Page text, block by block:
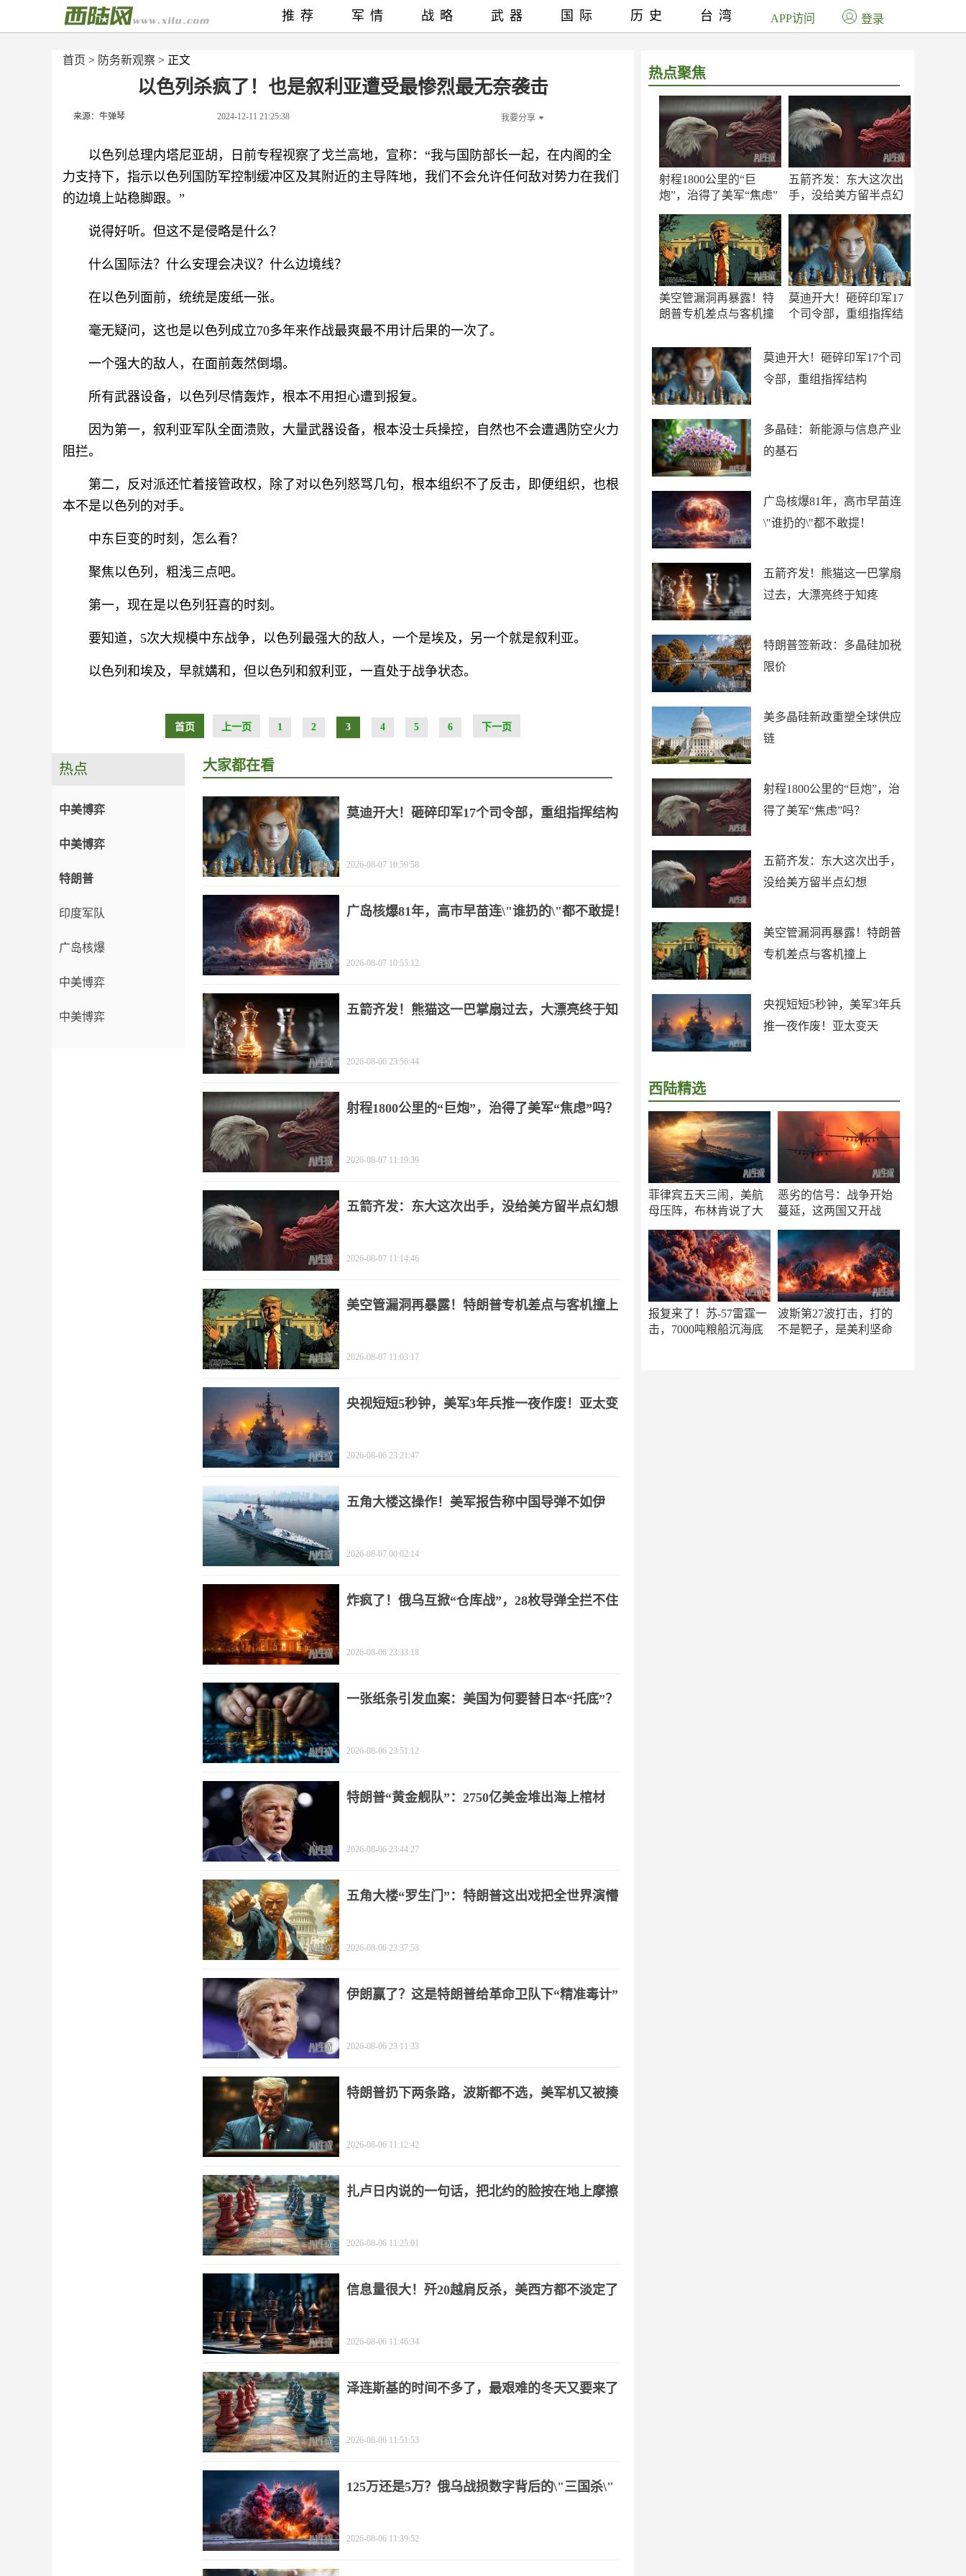
首页 > 防务新观察 > 正文
以色列杀疯了！也是叙利亚遭受最惨烈最无奈袭击
来源：牛弹琴 2024-12-11 21:25:38 我要分享
以色列总理内塔尼亚胡，日前专程视察了戈兰高地，宣称：“我与国防部长一起，在内阁的全
力支持下，指示以色列国防军控制缓冲区及其附近的主导阵地，我们不会允许任何敌对势力在我们
的边境上站稳脚跟。”
说得好听。但这不是侵略是什么？
什么国际法？什么安理会决议？什么边境线？
在以色列面前，统统是废纸一张。
毫无疑问，这也是以色列成立70多年来作战最爽最不用计后果的一次了。
一个强大的敌人，在面前轰然倒塌。
所有武器设备，以色列尽情轰炸，根本不用担心遭到报复。
因为第一，叙利亚军队全面溃败，大量武器设备，根本没士兵操控，自然也不会遭遇防空火力
阻拦。
第二，反对派还忙着接管政权，除了对以色列怒骂几句，根本组织不了反击，即便组织，也根
本不是以色列的对手。
中东巨变的时刻，怎么看？
聚焦以色列，粗浅三点吧。
第一，现在是以色列狂喜的时刻。
要知道，5次大规模中东战争，以色列最强大的敌人，一个是埃及，另一个就是叙利亚。
以色列和埃及，早就媾和，但以色列和叙利亚，一直处于战争状态。
首页 上一页 1 2 3 4 5 6 下一页
热点聚焦
射程1800公里的“巨
炮”，治得了美军“焦虑”
五箭齐发：东大这次出
手，没给美方留半点幻
美空管漏洞再暴露！特
朗普专机差点与客机撞
莫迪开大！砸碎印军17
个司令部，重组指挥结
莫迪开大！砸碎印军17个司
令部，重组指挥结构
多晶硅：新能源与信息产业
的基石
广岛核爆81年，高市早苗连
\"谁扔的\"都不敢提！
五箭齐发！熊猫这一巴掌扇
过去，大漂亮终于知疼
特朗普签新政：多晶硅加税
限价
美多晶硅新政重塑全球供应
链
射程1800公里的“巨炮”，治
得了美军“焦虑”吗？
五箭齐发：东大这次出手，
没给美方留半点幻想
美空管漏洞再暴露！特朗普
专机差点与客机撞上
央视短短5秒钟，美军3年兵
推一夜作废！亚太变天
西陆精选
菲律宾五天三闹，美航
母压阵，布林肯说了大
恶劣的信号：战争开始
蔓延，这两国又开战
报复来了！苏-57雷霆一
击，7000吨粮船沉海底
波斯第27波打击，打的
不是靶子，是美利坚命
推荐 军情 战略 武器 国际 历史 台湾 APP访问 登录
热点
中美博弈
中美博弈
特朗普
印度军队
广岛核爆
中美博弈
中美博弈
大家都在看
莫迪开大！砸碎印军17个司令部，重组指挥结构
2026-08-07 10:59:58
广岛核爆81年，高市早苗连\"谁扔的\"都不敢提！
2026-08-07 10:55:12
五箭齐发！熊猫这一巴掌扇过去，大漂亮终于知
2026-08-06 23:56:44
射程1800公里的“巨炮”，治得了美军“焦虑”吗？
2026-08-07 11:19:39
五箭齐发：东大这次出手，没给美方留半点幻想
2026-08-07 11:14:46
美空管漏洞再暴露！特朗普专机差点与客机撞上
2026-08-07 11:03:17
央视短短5秒钟，美军3年兵推一夜作废！亚太变
2026-08-06 23:21:47
五角大楼这操作！美军报告称中国导弹不如伊
2026-08-07 00:02:14
炸疯了！俄乌互掀“仓库战”，28枚导弹全拦不住
2026-08-06 23:33:18
一张纸条引发血案：美国为何要替日本“托底”？
2026-08-06 23:51:12
特朗普“黄金舰队”：2750亿美金堆出海上棺材
2026-08-06 23:44:27
五角大楼“罗生门”：特朗普这出戏把全世界演懵
2026-08-06 23:37:53
伊朗赢了？这是特朗普给革命卫队下“精准毒计”
2026-08-06 23:11:33
特朗普扔下两条路，波斯都不选，美军机又被揍
2026-08-06 11:12:42
扎卢日内说的一句话，把北约的脸按在地上摩擦
2026-08-06 11:25:01
信息量很大！歼20越肩反杀，美西方都不淡定了
2026-08-06 11:46:34
泽连斯基的时间不多了，最艰难的冬天又要来了
2026-08-06 11:51:53
125万还是5万？俄乌战损数字背后的\"三国杀\"
2026-08-06 11:39:52